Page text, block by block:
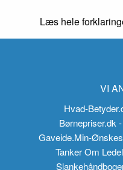
Læs hele
VI
Hvad-
Børnepriser.dk
Gaveide.Min-
Tanker Om